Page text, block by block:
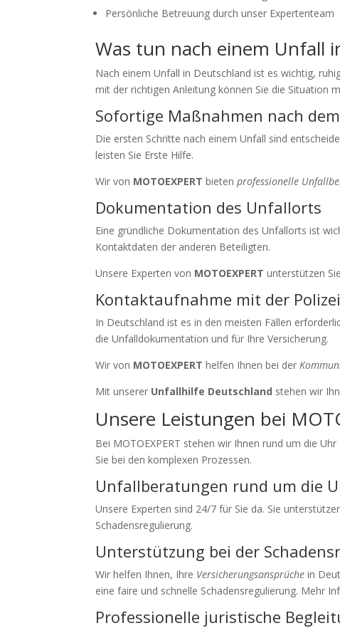
Persönliche Betreuung durch unser Expertenteam
Was tun nach einem Unfall
Nach einem Unfall in Deutschland ist es wichtig,
mit der richtigen Anleitung können Sie die Situation
Sofortige Maßnahmen nach
Die ersten Schritte nach einem Unfall sind
leisten Sie Erste Hilfe.
Wir von MOTOEXPERT bietenprofessionelle
Dokumentation des Unfallorts
Eine gründliche Dokumentation des Unfallorts ist
Kontaktdaten der anderen Beteiligten.
Unsere Experten von MOTOEXPERT unterstützen
Kontaktaufnahme mit der Polizei
In Deutschland ist es in den meisten Fällen
die Unfalldokumentation und für Ihre Versicherung.
Wir von MOTOEXPERT helfen Ihnen bei der
Mit unserer Unfallhilfe Deutschland stehen wir
Unsere Leistungen bei
Bei MOTOEXPERT stehen wir Ihnen rund um die
Sie bei den komplexen Prozessen.
Unfallberatungen rund um die
Unsere Experten sind 24/7 für Sie da. Sie
Schadensregulierung.
Unterstützung bei der
Wir helfen Ihnen, Ihre Versicherungsansprüche in
eine faire und schnelle Schadensregulierung. Mehr
Professionelle juristische